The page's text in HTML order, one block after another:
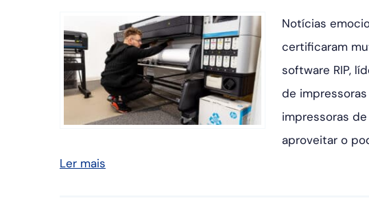
Notícias
certificaram
software RIP,
de
impressoras
aproveitar o
Ler mais